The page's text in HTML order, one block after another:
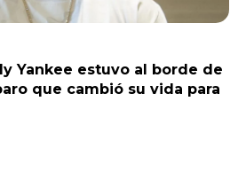
Yankee estuvo al borde de
que cambió su vida para